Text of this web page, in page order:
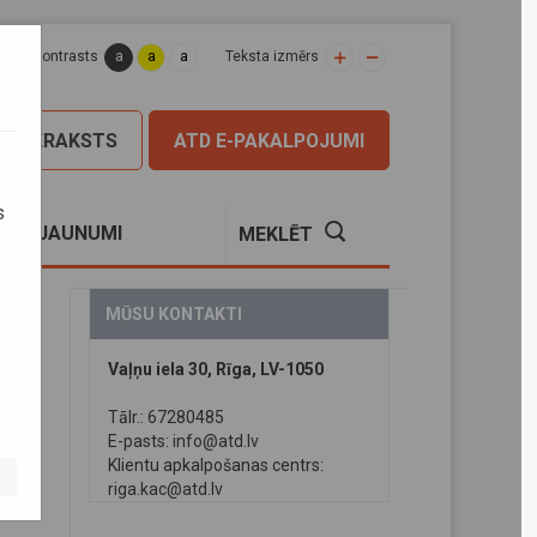
kontrasts a a a Teksta izmērs
ATD E-PAKALPOJUMI
PIERAKSTS
JAUNUMI MEKLĒT
MŪSU KONTAKTI
Vaļņu iela 30, Rīga, LV-1050
Tālr.: 67280485
E-pasts: info@atd.lv
Klientu apkalpošanas centrs:
riga.kac@atd.lv